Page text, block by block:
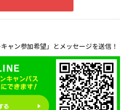
ャン参加希望」とメッセージを送信！